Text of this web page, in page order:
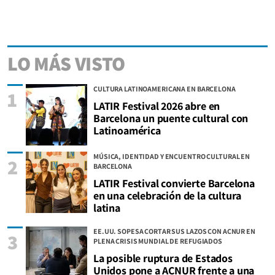
LO MÁS VISTO
CULTURA LATINOAMERICANA EN BARCELONA
LATIR Festival 2026 abre en
Barcelona un puente cultural con
Latinoamérica
1
MÚSICA, IDENTIDAD Y ENCUENTRO CULTURAL EN
BARCELONA
LATIR Festival convierte Barcelona
en una celebración de la cultura
latina
2
EE.UU. SOPESA CORTAR SUS LAZOS CON ACNUR EN
PLENA CRISIS MUNDIAL DE REFUGIADOS
La posible ruptura de Estados
Unidos pone a ACNUR frente a una
3